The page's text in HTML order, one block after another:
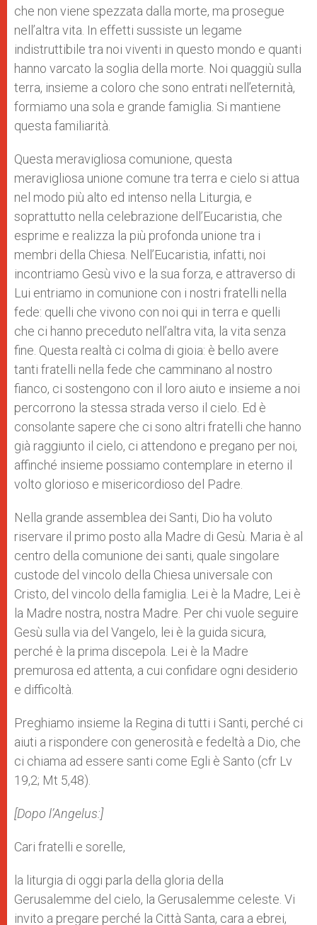
che non viene spezzata dalla morte, ma prosegue
nell’altra vita. In effetti sussiste un legame
indistruttibile tra noi viventi in questo mondo e quanti
hanno varcato la soglia della morte. Noi quaggiù sulla
terra, insieme a coloro che sono entrati nell’eternità,
formiamo una sola e grande famiglia. Si mantiene
questa familiarità.
Questa meravigliosa comunione, questa
meravigliosa unione comune tra terra e cielo si attua
nel modo più alto ed intenso nella Liturgia, e
soprattutto nella celebrazione dell’Eucaristia, che
esprime e realizza la più profonda unione tra i
membri della Chiesa. Nell’Eucaristia, infatti, noi
incontriamo Gesù vivo e la sua forza, e attraverso di
Lui entriamo in comunione con i nostri fratelli nella
fede: quelli che vivono con noi qui in terra e quelli
che ci hanno preceduto nell’altra vita, la vita senza
fine. Questa realtà ci colma di gioia: è bello avere
tanti fratelli nella fede che camminano al nostro
fianco, ci sostengono con il loro aiuto e insieme a noi
percorrono la stessa strada verso il cielo. Ed è
consolante sapere che ci sono altri fratelli che hanno
già raggiunto il cielo, ci attendono e pregano per noi,
affinché insieme possiamo contemplare in eterno il
volto glorioso e misericordioso del Padre.
Nella grande assemblea dei Santi, Dio ha voluto
riservare il primo posto alla Madre di Gesù. Maria è al
centro della comunione dei santi, quale singolare
custode del vincolo della Chiesa universale con
Cristo, del vincolo della famiglia. Lei è la Madre, Lei è
la Madre nostra, nostra Madre. Per chi vuole seguire
Gesù sulla via del Vangelo, lei è la guida sicura,
perché è la prima discepola. Lei è la Madre
premurosa ed attenta, a cui confidare ogni desiderio
e difficoltà.
Preghiamo insieme la Regina di tutti i Santi, perché ci
aiuti a rispondere con generosità e fedeltà a Dio, che
ci chiama ad essere santi come Egli è Santo (cfr Lv
19,2; Mt 5,48).
[Dopo l’Angelus:]
Cari fratelli e sorelle,
la liturgia di oggi parla della gloria della
Gerusalemme del cielo, la Gerusalemme celeste. Vi
invito a pregare perché la Città Santa, cara a ebrei,